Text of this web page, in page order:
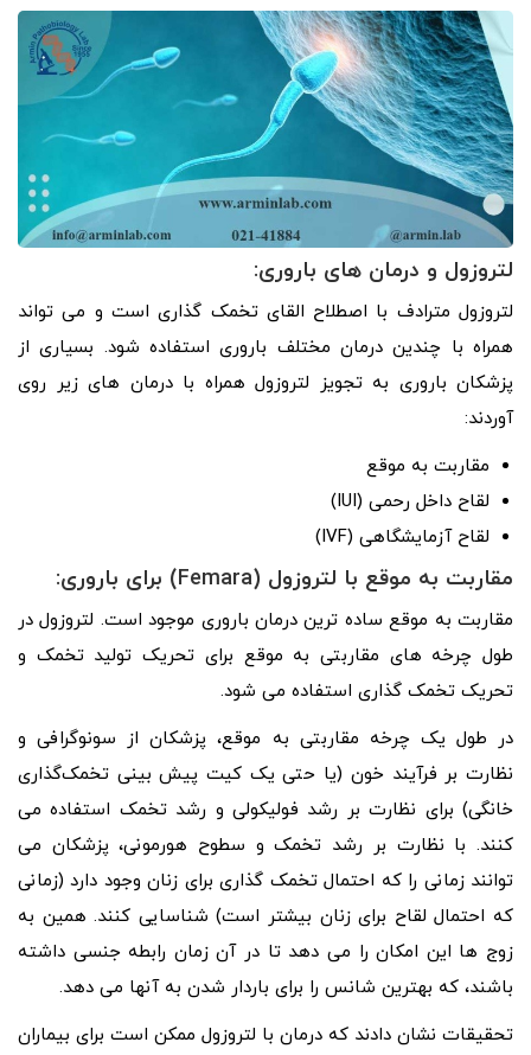
لتروزول و درمان های باروری:
لتروزول مترادف با اصطلاح القای تخمک گذاری است و می تواند
همراه با چندین درمان مختلف باروری استفاده شود. بسیاری از
پزشکان باروری به تجویز لتروزول همراه با درمان های زیر روی
آوردند:
مقاربت به موقع
لقاح داخل رحمی (IUI)
لقاح آزمایشگاهی (IVF)
مقاربت به موقع با لتروزول (Femara) برای باروری:
مقاربت به موقع ساده ترین درمان باروری موجود است. لتروزول در
طول چرخه های مقاربتی به موقع برای تحریک تولید تخمک و
تحریک تخمک گذاری استفاده می شود.
در طول یک چرخه مقاربتی به موقع، پزشکان از سونوگرافی و
نظارت بر فرآیند خون (یا حتی یک کیت پیش بینی تخمک‌گذاری
خانگی) برای نظارت بر رشد فولیکولی و رشد تخمک استفاده می‌
کنند. با نظارت بر رشد تخمک و سطوح هورمونی، پزشکان می
توانند زمانی را که احتمال تخمک گذاری برای زنان وجود دارد (زمانی
که احتمال لقاح برای زنان بیشتر است) شناسایی کنند. همین به
زوج‌ ها این امکان را می‌ دهد تا در آن زمان رابطه جنسی داشته
باشند، که بهترین شانس را برای باردار شدن به آنها می‌ دهد.
تحقیقات نشان دادند که درمان با لتروزول ممکن است برای بیماران